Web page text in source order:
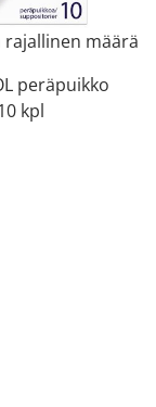
rajallinen määrä
peräpuikko
kpl
page 1
seuraavalle